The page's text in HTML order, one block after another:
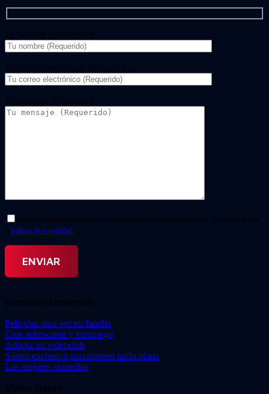
Tu nombre (Requerido)
Tu correo electrónico (Requerido)
Tu mensaje (Necesario)
Doy mi consentimiento para el tratamiento de mis datos personales. He leído y acepto
la política de privacidad. *
Entradas recientes
Películas para ver en familia
Cine refrescante y veraniego
Adopta un videoclub
Sorteo exclusivo suscriptores tarifa plana
Las mejores comedias
Video Instan